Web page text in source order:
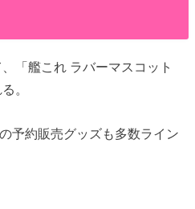
「艦これ ラバーマスコット
。
予約販売グッズも多数ライン